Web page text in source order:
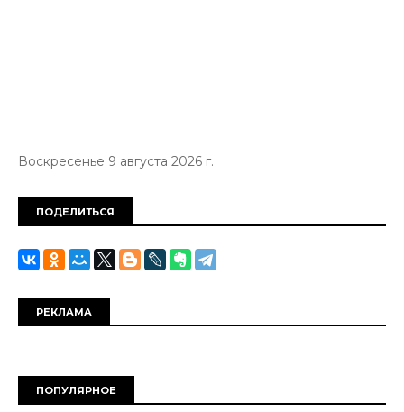
Воскресенье 9 августа 2026 г.
ПОДЕЛИТЬСЯ
РЕКЛАМА
ПОПУЛЯРНОЕ